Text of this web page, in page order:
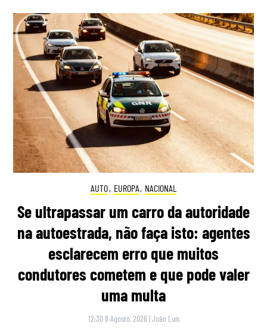
AUTO, EUROPA, NACIONAL
Se ultrapassar um carro da autoridade
na autoestrada, não faça isto: agentes
esclarecem erro que muitos
condutores cometem e que pode valer
uma multa
12:30 8 Agosto, 2026 |João Luís